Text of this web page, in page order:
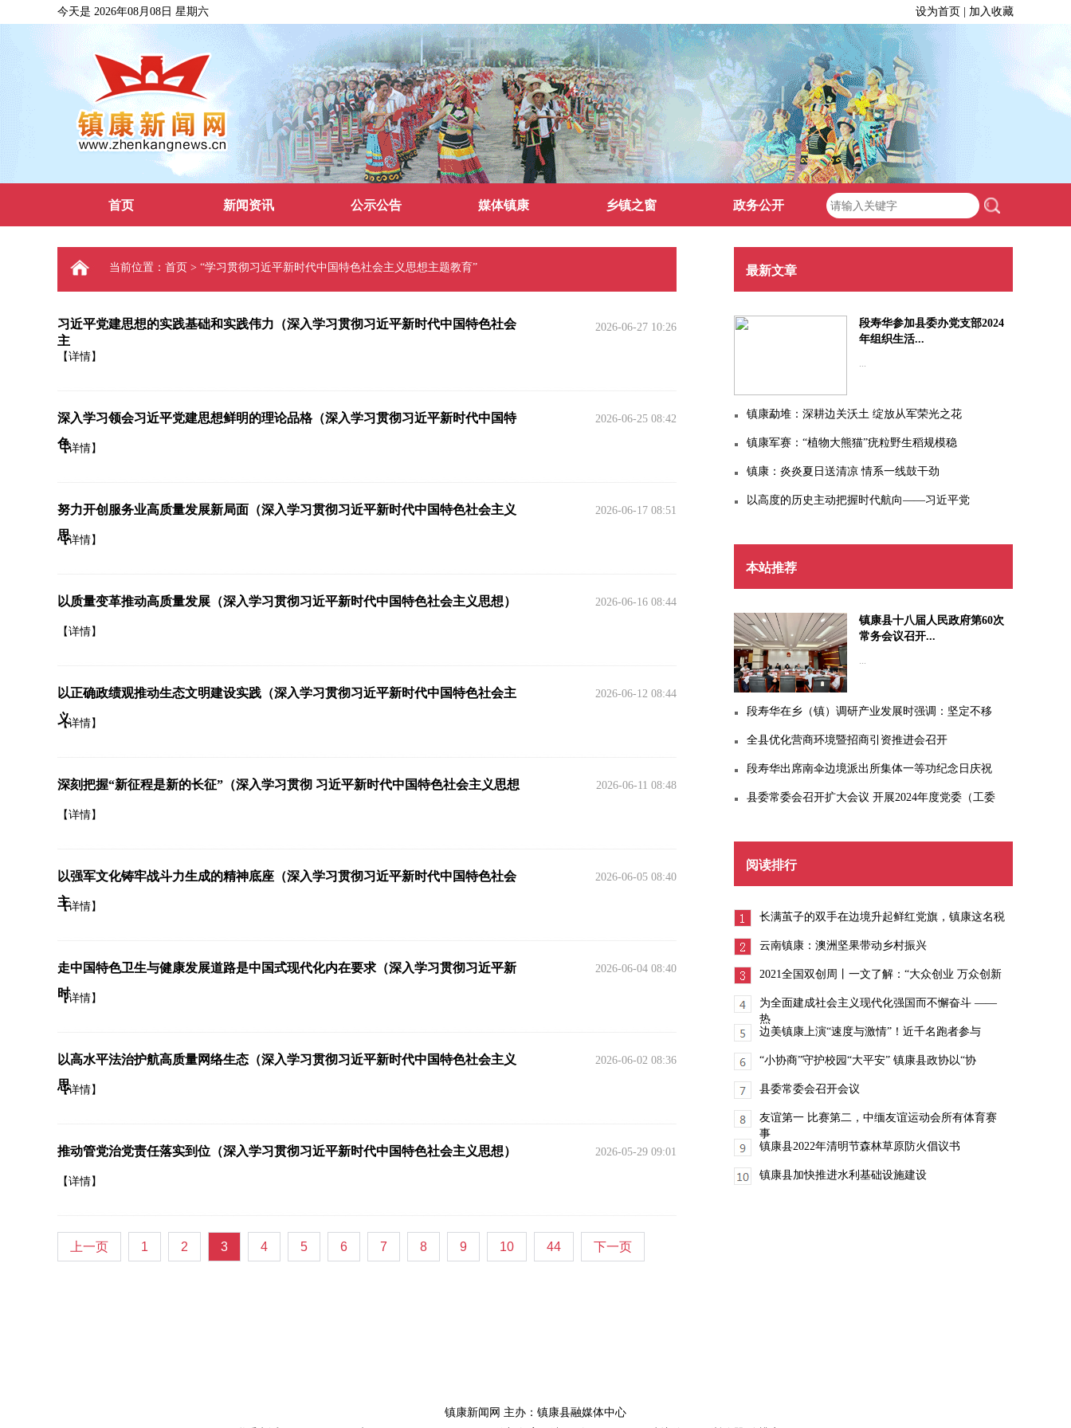
今天是 2026年08月08日 星期六 设为首页 | 加入收藏
首页 新闻资讯 公示公告 媒体镇康 乡镇之窗 政务公开
当前位置：首页 > “学习贯彻习近平新时代中国特色社会主义思想主题教育”
习近平党建思想的实践基础和实践伟力（深入学习贯彻习近平新时代中国特色社会
主
2026-06-27 10:26
【详情】
深入学习领会习近平党建思想鲜明的理论品格（深入学习贯彻习近平新时代中国特
色
2026-06-25 08:42
【详情】
努力开创服务业高质量发展新局面（深入学习贯彻习近平新时代中国特色社会主义
思
2026-06-17 08:51
【详情】
以质量变革推动高质量发展（深入学习贯彻习近平新时代中国特色社会主义思想） 2026-06-16 08:44
【详情】
以正确政绩观推动生态文明建设实践（深入学习贯彻习近平新时代中国特色社会主
义
2026-06-12 08:44
【详情】
深刻把握“新征程是新的长征”（深入学习贯彻 习近平新时代中国特色社会主义思想 2026-06-11 08:48
【详情】
以强军文化铸牢战斗力生成的精神底座（深入学习贯彻习近平新时代中国特色社会
主
2026-06-05 08:40
【详情】
走中国特色卫生与健康发展道路是中国式现代化内在要求（深入学习贯彻习近平新
时
2026-06-04 08:40
【详情】
以高水平法治护航高质量网络生态（深入学习贯彻习近平新时代中国特色社会主义
思
2026-06-02 08:36
【详情】
推动管党治党责任落实到位（深入学习贯彻习近平新时代中国特色社会主义思想） 2026-05-29 09:01
【详情】
上一页 1 2 3 4 5 6 7 8 9 10 44 下一页
最新文章
段寿华参加县委办党支部2024
年组织生活...
...
镇康勐堆：深耕边关沃土 绽放从军荣光之花
镇康军赛：“植物大熊猫”疣粒野生稻规模稳
镇康：炎炎夏日送清凉 情系一线鼓干劲
以高度的历史主动把握时代航向——习近平党
本站推荐
镇康县十八届人民政府第60次
常务会议召开...
...
段寿华在乡（镇）调研产业发展时强调：坚定不移
全县优化营商环境暨招商引资推进会召开
段寿华出席南伞边境派出所集体一等功纪念日庆祝
县委常委会召开扩大会议 开展2024年度党委（工委
阅读排行
长满茧子的双手在边境升起鲜红党旗，镇康这名税
云南镇康：澳洲坚果带动乡村振兴
2021全国双创周丨一文了解：“大众创业 万众创新
为全面建成社会主义现代化强国而不懈奋斗 ——
热
边美镇康上演“速度与激情”！近千名跑者参与
“小协商”守护校园“大平安” 镇康县政协以“协
县委常委会召开会议
友谊第一 比赛第二，中缅友谊运动会所有体育赛
事
镇康县2022年清明节森林草原防火倡议书
镇康县加快推进水利基础设施建设
镇康新闻网 主办：镇康县融媒体中心